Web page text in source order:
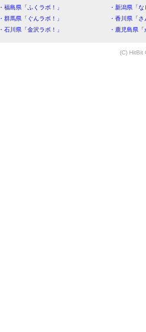
・福島県「ふくラボ！」
・新潟県「
・群馬県「ぐんラボ！」
・香川県「
・石川県「金沢ラボ！」
・鹿児島県
(C) HitBit